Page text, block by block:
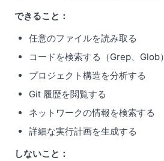
できること：
任意のファイルを読み取る
コードを検索する（Grep、Glob）
プロジェクト構造を分析する
Git 履歴を閲覧する
ネットワークの情報を検索する
詳細な実行計画を生成する
しないこと：